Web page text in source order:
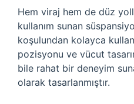
Hem viraj hem de düz
kullanım sunan
koşulundan kolayca
pozisyonu ve vücut
bile rahat bir deneyim
olarak tasarlanmıştır.